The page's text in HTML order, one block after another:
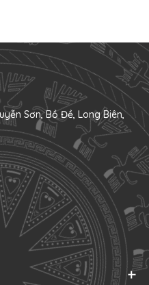
Sơn, Bồ Đề, Long Biên,